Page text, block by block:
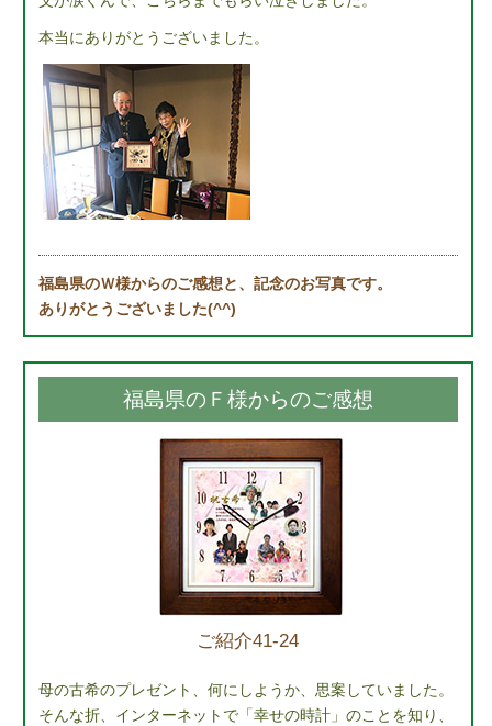
本当にありがとうございました。
福島県のＷ様からのご感想と、記念のお写真です。
ありがとうございました(^^)
福島県のＦ様からのご感想
ご紹介41-24
母の古希のプレゼント、何にしようか、思案していました。
そんな折、インターネットで「幸せの時計」のことを知り、